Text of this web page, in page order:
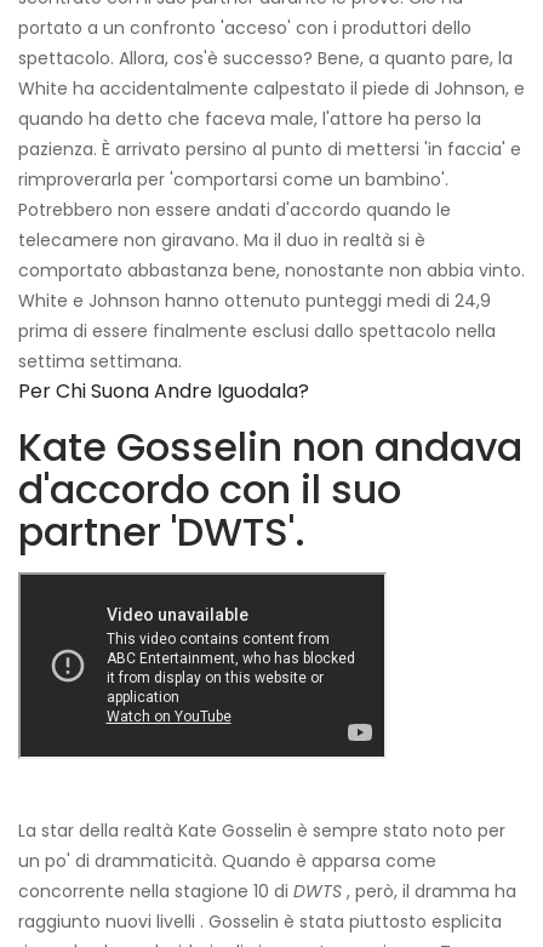
portato a un confronto 'acceso' con i produttori dello
spettacolo. Allora, cos'è successo? Bene, a quanto pare, la
White ha accidentalmente calpestato il piede di Johnson, e
quando ha detto che faceva male, l'attore ha perso la
pazienza. È arrivato persino al punto di mettersi 'in faccia' e
rimproverarla per 'comportarsi come un bambino'.
Potrebbero non essere andati d'accordo quando le
telecamere non giravano. Ma il duo in realtà si è
comportato abbastanza bene, nonostante non abbia vinto.
White e Johnson hanno ottenuto punteggi medi di 24,9
prima di essere finalmente esclusi dallo spettacolo nella
settima settimana.
Per Chi Suona Andre Iguodala?
Kate Gosselin non andava
d'accordo con il suo
partner 'DWTS'.
La star della realtà Kate Gosselin è sempre stato noto per
un po' di drammaticità. Quando è apparsa come
concorrente nella stagione 10 di DWTS , però, il dramma ha
raggiunto nuovi livelli . Gosselin è stata piuttosto esplicita